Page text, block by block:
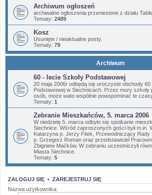
Archiwum ogłoszeń
archiwalne ogłoszenia przeniesione z działu
Tematy: 2489
Kosz
Usunięte / nieaktualne posty.
Tematy: 79
Archiwum
60 - lecie Szkoły Podstawowej
20 maja 2006r odbędą się uroczyste obchody 60
Podstawowej w Siechnicach. Przez mury szkoły
osób, może wato wspólnie powspominać te
Tematy: 1
Zebranie Mieszkańców, 5. marca 2006
W niedzielę 5. marca odbyło się spotkanie
Siechnice. Wśród zaproszonych gości byli m.in.
Katarzyna p. Jerzy Fitek, Przewodniczący Rady
p. Grzegorz Roman oraz przedstawiciel
Zbigniew Maćków. W zebraniu uczestniczyli
Miasta Siechnice.
Tematy: 5
ZALOGUJ SIĘ • ZAREJESTRUJ SIĘ
Nazwa użytkownika: